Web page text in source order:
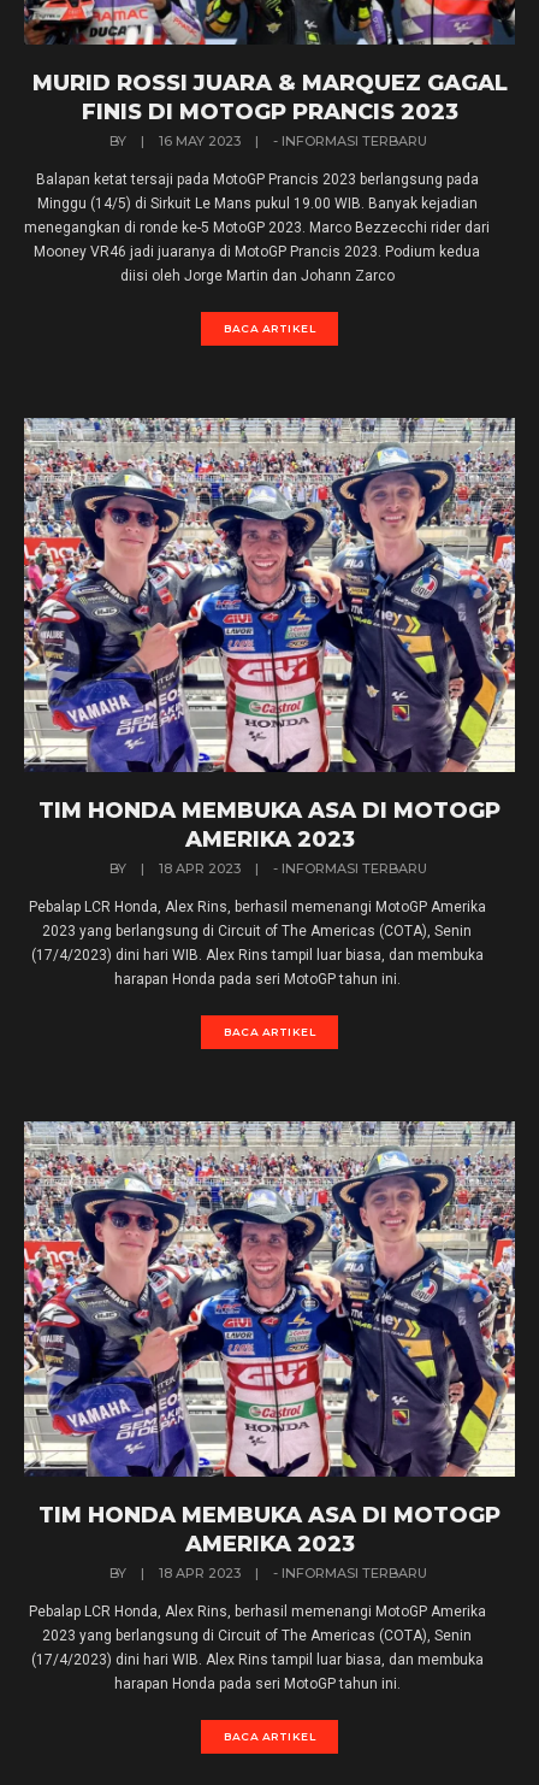
MURID ROSSI JUARA & MARQUEZ GAGAL
FINIS DI MOTOGP PRANCIS 2023
BY | 16 MAY 2023 | - INFORMASI TERBARU
Balapan ketat tersaji pada MotoGP Prancis 2023 berlangsung pada
Minggu (14/5) di Sirkuit Le Mans pukul 19.00 WIB. Banyak kejadian
menegangkan di ronde ke-5 MotoGP 2023. Marco Bezzecchi rider dari
Mooney VR46 jadi juaranya di MotoGP Prancis 2023. Podium kedua
diisi oleh Jorge Martin dan Johann Zarco
BACA ARTIKEL
TIM HONDA MEMBUKA ASA DI MOTOGP
AMERIKA 2023
BY | 18 APR 2023 | - INFORMASI TERBARU
Pebalap LCR Honda, Alex Rins, berhasil memenangi MotoGP Amerika
2023 yang berlangsung di Circuit of The Americas (COTA), Senin
(17/4/2023) dini hari WIB. Alex Rins tampil luar biasa, dan membuka
harapan Honda pada seri MotoGP tahun ini.
BACA ARTIKEL
TIM HONDA MEMBUKA ASA DI MOTOGP
AMERIKA 2023
BY | 18 APR 2023 | - INFORMASI TERBARU
Pebalap LCR Honda, Alex Rins, berhasil memenangi MotoGP Amerika
2023 yang berlangsung di Circuit of The Americas (COTA), Senin
(17/4/2023) dini hari WIB. Alex Rins tampil luar biasa, dan membuka
harapan Honda pada seri MotoGP tahun ini.
BACA ARTIKEL